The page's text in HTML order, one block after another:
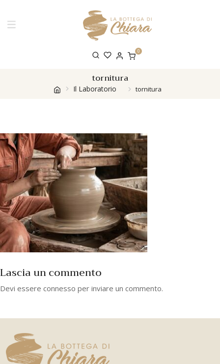
0
tornitura
Il Laboratorio tornitura
Lascia un commento
Devi essere connesso per inviare un commento.